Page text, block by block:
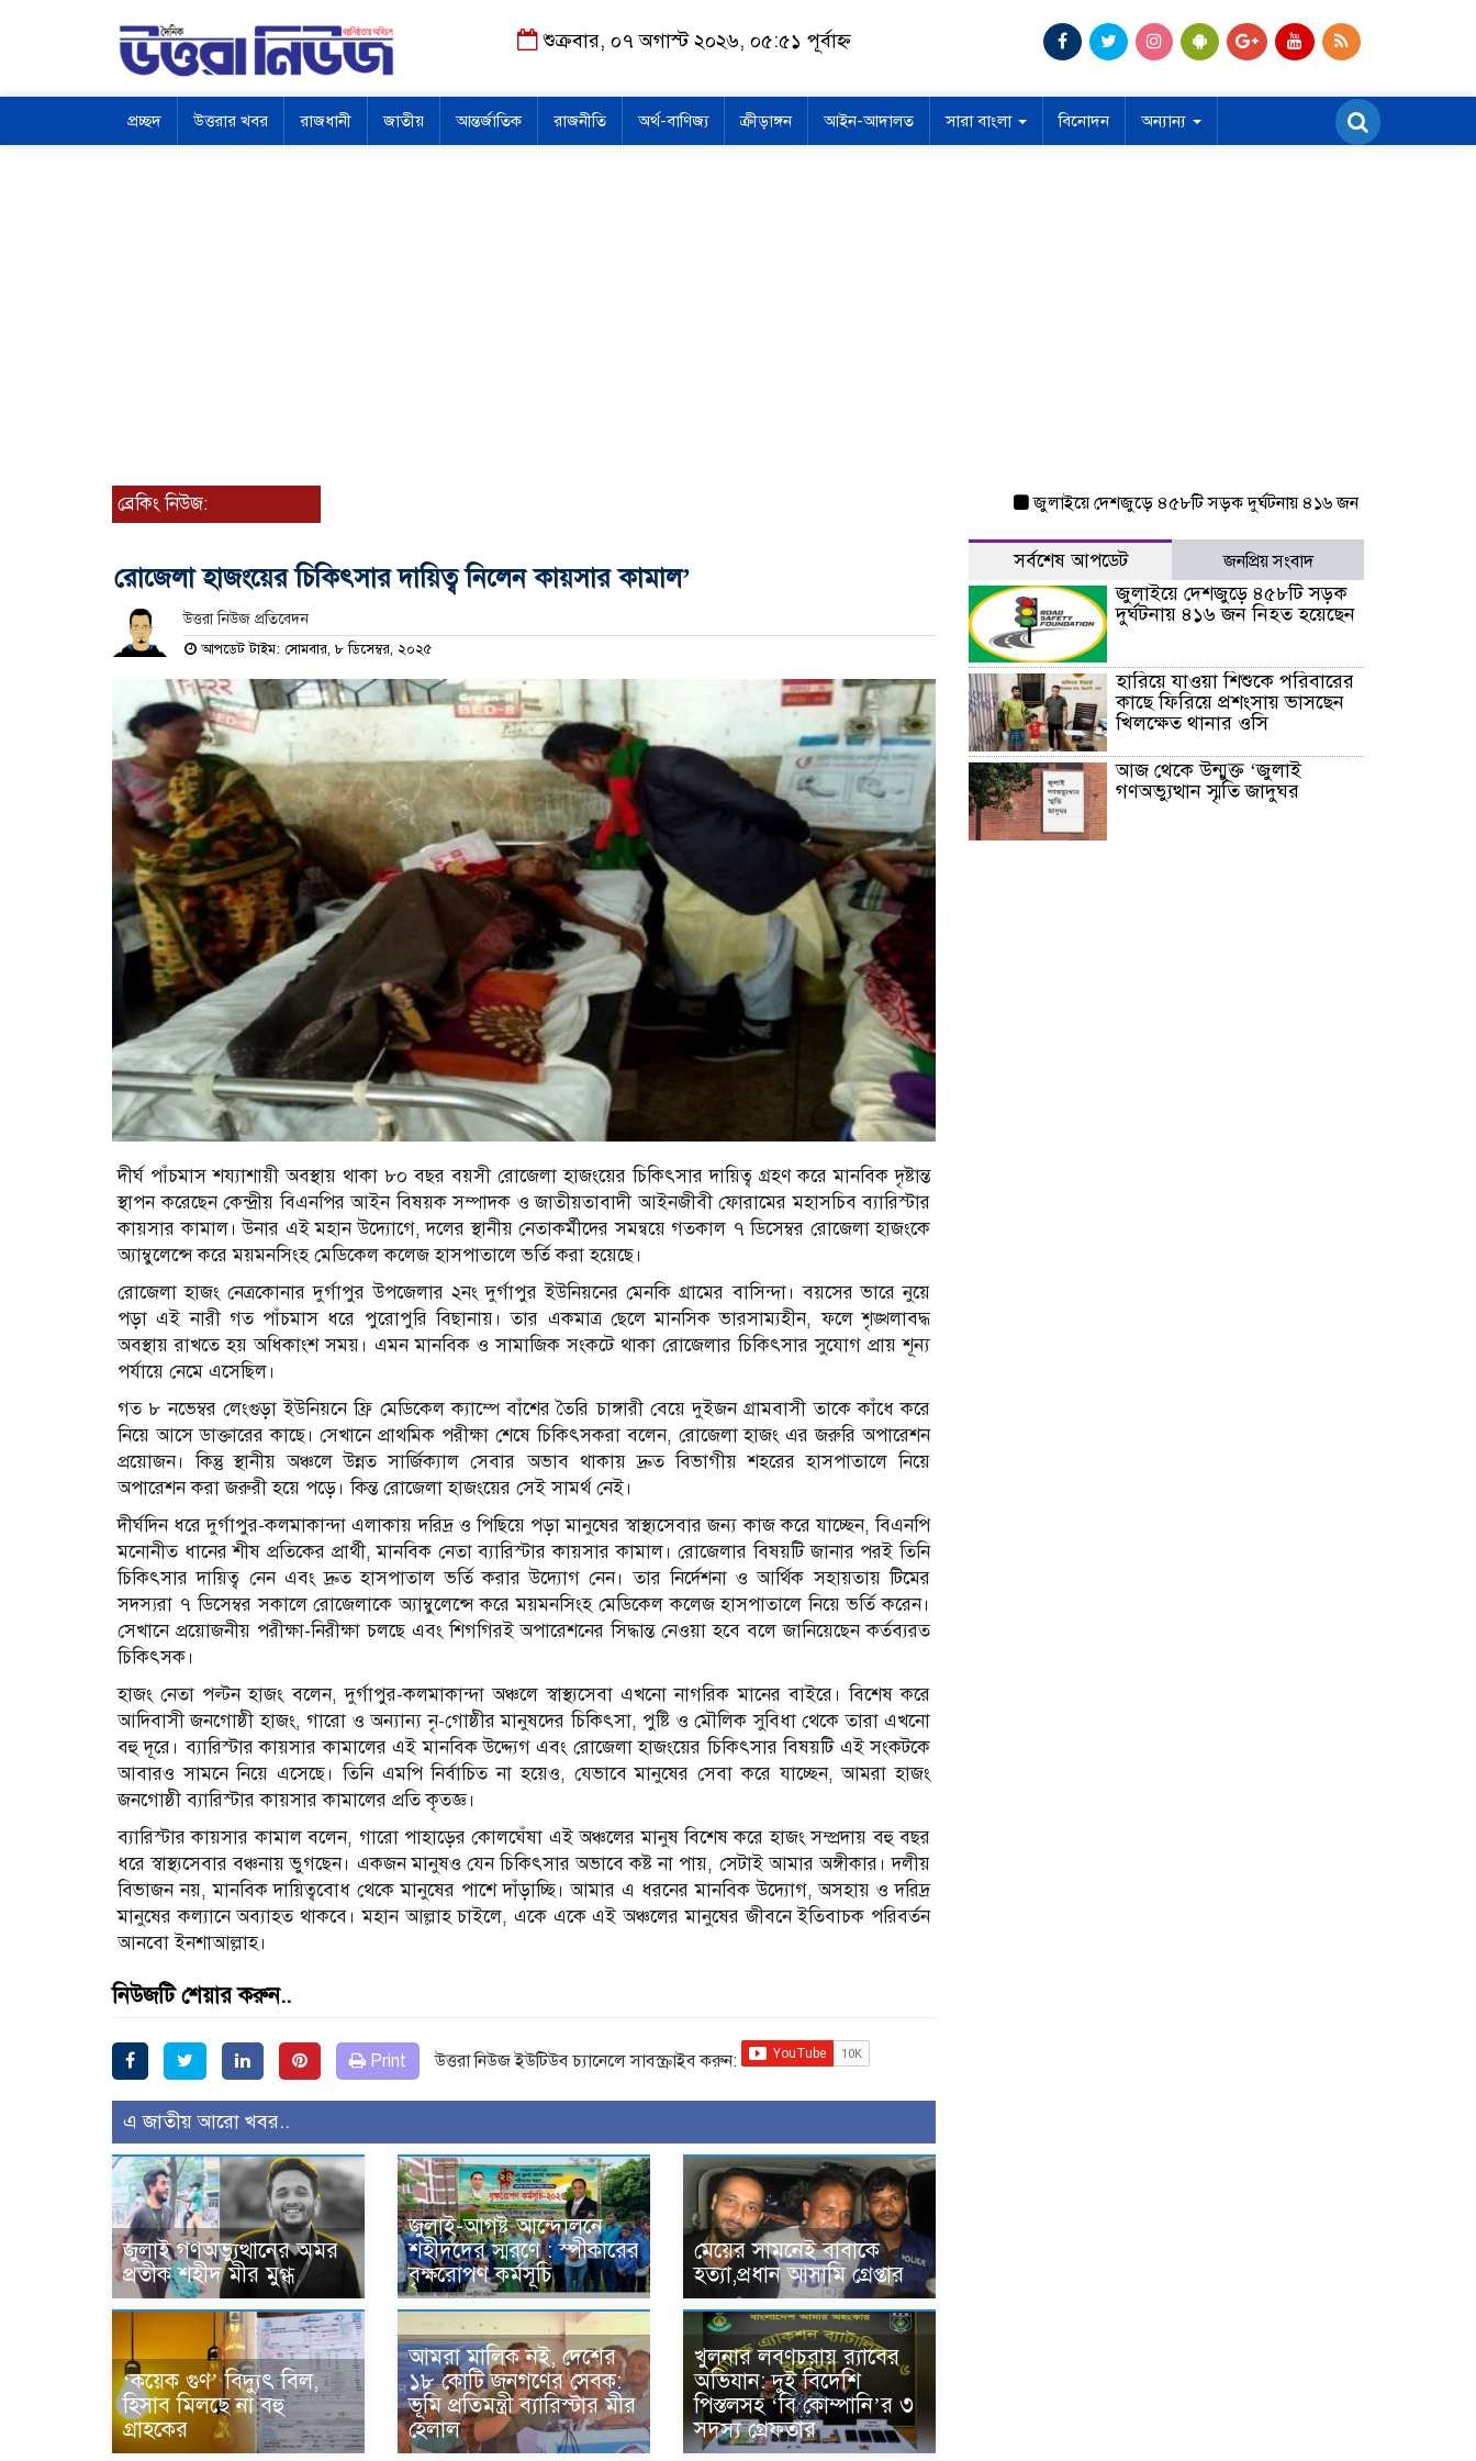
শুক্রবার, ০৭ অগাস্ট ২০২৬, ০৫:৫১ পূর্বাহ্ন
প্রচ্ছদ উত্তরার খবর রাজধানী জাতীয় আন্তর্জাতিক রাজনীতি অর্থ-বাণিজ্য ক্রীড়াঙ্গন আইন-আদালত সারা বাংলা বিনোদন অন্যান্য
ব্রেকিং নিউজ: জুলাইয়ে দেশজুড়ে ৪৫৮টি সড়ক দুর্ঘটনায় ৪১৬ জন নিহত হয়েছেন
রোজেলা হাজংয়ের চিকিৎসার দায়িত্ব নিলেন কায়সার কামাল’
উত্তরা নিউজ প্রতিবেদন
আপডেট টাইম: সোমবার, ৮ ডিসেম্বর, ২০২৫
দীর্ঘ পাঁচমাস শয্যাশায়ী অবস্থায় থাকা ৮০ বছর বয়সী রোজেলা হাজংয়ের চিকিৎসার দায়িত্ব গ্রহণ করে মানবিক দৃষ্টান্ত
স্থাপন করেছেন কেন্দ্রীয় বিএনপির আইন বিষয়ক সম্পাদক ও জাতীয়তাবাদী আইনজীবী ফোরামের মহাসচিব ব্যারিস্টার
কায়সার কামাল। উনার এই মহান উদ্যোগে, দলের স্থানীয় নেতাকর্মীদের সমন্বয়ে গতকাল ৭ ডিসেম্বর রোজেলা হাজংকে
অ্যাম্বুলেন্সে করে ময়মনসিংহ মেডিকেল কলেজ হাসপাতালে ভর্তি করা হয়েছে।
রোজেলা হাজং নেত্রকোনার দুর্গাপুর উপজেলার ২নং দুর্গাপুর ইউনিয়নের মেনকি গ্রামের বাসিন্দা। বয়সের ভারে নুয়ে
পড়া এই নারী গত পাঁচমাস ধরে পুরোপুরি বিছানায়। তার একমাত্র ছেলে মানসিক ভারসাম্যহীন, ফলে শৃঙ্খলাবদ্ধ
অবস্থায় রাখতে হয় অধিকাংশ সময়। এমন মানবিক ও সামাজিক সংকটে থাকা রোজেলার চিকিৎসার সুযোগ প্রায় শূন্য
পর্যায়ে নেমে এসেছিল।
গত ৮ নভেম্বর লেংগুড়া ইউনিয়নে ফ্রি মেডিকেল ক্যাম্পে বাঁশের তৈরি চাঙ্গারী বেয়ে দুইজন গ্রামবাসী তাকে কাঁধে করে
নিয়ে আসে ডাক্তারের কাছে। সেখানে প্রাথমিক পরীক্ষা শেষে চিকিৎসকরা বলেন, রোজেলা হাজং এর জরুরি অপারেশন
প্রয়োজন। কিন্তু স্থানীয় অঞ্চলে উন্নত সার্জিক্যাল সেবার অভাব থাকায় দ্রুত বিভাগীয় শহরের হাসপাতালে নিয়ে
অপারেশন করা জরুরী হয়ে পড়ে। কিন্ত রোজেলা হাজংয়ের সেই সামর্থ নেই।
দীর্ঘদিন ধরে দুর্গাপুর-কলমাকান্দা এলাকায় দরিদ্র ও পিছিয়ে পড়া মানুষের স্বাস্থ্যসেবার জন্য কাজ করে যাচ্ছেন, বিএনপি
মনোনীত ধানের শীষ প্রতিকের প্রার্থী, মানবিক নেতা ব্যারিস্টার কায়সার কামাল। রোজেলার বিষয়টি জানার পরই তিনি
চিকিৎসার দায়িত্ব নেন এবং দ্রুত হাসপাতাল ভর্তি করার উদ্যোগ নেন। তার নির্দেশনা ও আর্থিক সহায়তায় টিমের
সদস্যরা ৭ ডিসেম্বর সকালে রোজেলাকে অ্যাম্বুলেন্সে করে ময়মনসিংহ মেডিকেল কলেজ হাসপাতালে নিয়ে ভর্তি করেন।
সেখানে প্রয়োজনীয় পরীক্ষা-নিরীক্ষা চলছে এবং শিগগিরই অপারেশনের সিদ্ধান্ত নেওয়া হবে বলে জানিয়েছেন কর্তব্যরত
চিকিৎসক।
হাজং নেতা পল্টন হাজং বলেন, দুর্গাপুর-কলমাকান্দা অঞ্চলে স্বাস্থ্যসেবা এখনো নাগরিক মানের বাইরে। বিশেষ করে
আদিবাসী জনগোষ্ঠী হাজং, গারো ও অন্যান্য নৃ-গোষ্ঠীর মানুষদের চিকিৎসা, পুষ্টি ও মৌলিক সুবিধা থেকে তারা এখনো
বহু দূরে। ব্যারিস্টার কায়সার কামালের এই মানবিক উদ্দ্যেগ এবং রোজেলা হাজংয়ের চিকিৎসার বিষয়টি এই সংকটকে
আবারও সামনে নিয়ে এসেছে। তিনি এমপি নির্বাচিত না হয়েও, যেভাবে মানুষের সেবা করে যাচ্ছেন, আমরা হাজং
জনগোষ্ঠী ব্যারিস্টার কায়সার কামালের প্রতি কৃতজ্ঞ।
ব্যারিস্টার কায়সার কামাল বলেন, গারো পাহাড়ের কোলঘেঁষা এই অঞ্চলের মানুষ বিশেষ করে হাজং সম্প্রদায় বহু বছর
ধরে স্বাস্থ্যসেবার বঞ্চনায় ভুগছেন। একজন মানুষও যেন চিকিৎসার অভাবে কষ্ট না পায়, সেটাই আমার অঙ্গীকার। দলীয়
বিভাজন নয়, মানবিক দায়িত্ববোধ থেকে মানুষের পাশে দাঁড়াচ্ছি। আমার এ ধরনের মানবিক উদ্যোগ, অসহায় ও দরিদ্র
মানুষের কল্যানে অব্যাহত থাকবে। মহান আল্লাহ চাইলে, একে একে এই অঞ্চলের মানুষের জীবনে ইতিবাচক পরিবর্তন
আনবো ইনশাআল্লাহ।
নিউজটি শেয়ার করুন..
Print উত্তরা নিউজ ইউটিউব চ্যানেলে সাবস্ক্রাইব করুন:
এ জাতীয় আরো খবর..
জুলাই গণঅভ্যুত্থানের অমর
প্রতীক শহীদ মীর মুগ্ধ
জুলাই-আগষ্ট আন্দোলনে
শহীদদের স্মরণে : স্পীকারের
বৃক্ষরোপণ কর্মসূচি
মেয়ের সামনেই বাবাকে
হত্যা,প্রধান আসামি গ্রেপ্তার
‘কয়েক গুণ’ বিদ্যুৎ বিল,
হিসাব মিলছে না বহু
গ্রাহকের
আমরা মালিক নই, দেশের
১৮ কোটি জনগণের সেবক:
ভূমি প্রতিমন্ত্রী ব্যারিস্টার মীর
হেলাল
খুলনার লবণচরায় র‍্যাবের
অভিযান: দুই বিদেশি
পিস্তলসহ ‘বি কোম্পানি’র ৩
সদস্য গ্রেফতার
সর্বশেষ আপডেট জনপ্রিয় সংবাদ
জুলাইয়ে দেশজুড়ে ৪৫৮টি সড়ক
দুর্ঘটনায় ৪১৬ জন নিহত হয়েছেন
হারিয়ে যাওয়া শিশুকে পরিবারের
কাছে ফিরিয়ে প্রশংসায় ভাসছেন
খিলক্ষেত থানার ওসি
আজ থেকে উন্মুক্ত ‘জুলাই
গণঅভ্যুত্থান স্মৃতি জাদুঘর